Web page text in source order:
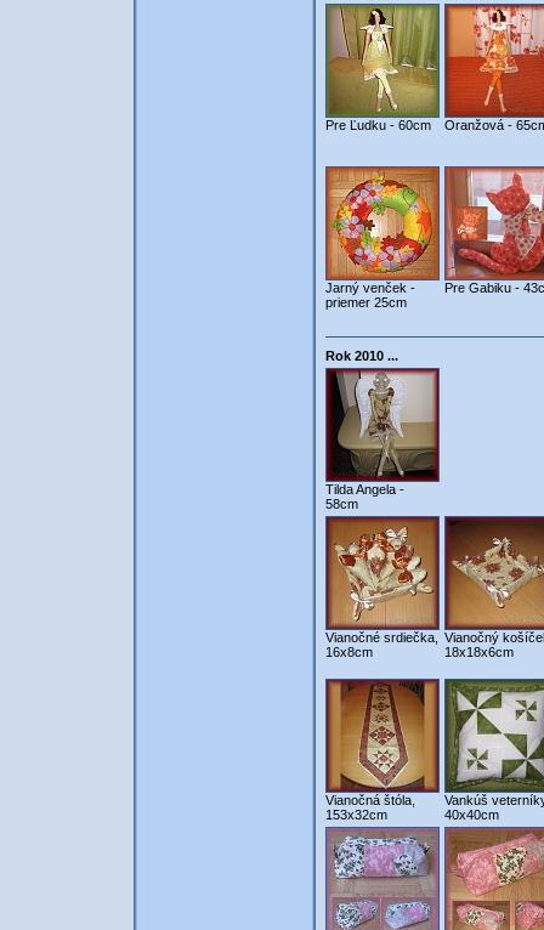
Pre Ľudku - 60cm Oranžová -
Jarný venček -
priemer 25cm
Pre Gabiku -
Rok 2010 ...
Tilda Angela -
58cm
Vianočné srdiečka,
16x8cm
Vianočný
18x18x6cm
Vianočná štóla,
153x32cm
Vankúš
40x40cm